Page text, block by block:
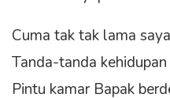
Cuma tak tak lama
Tanda-tanda
Pintu kamar Bapak